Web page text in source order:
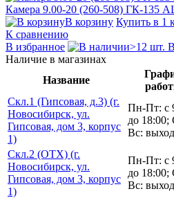
Камера 9.00-20 (260-508) ГК-135
В корзину Купить в 1
К сравнению
В избранное
>12 шт.
Наличие в магазинах
Название
Скл.1 (Гипсовая, д.3) (г.
Новосибирск, ул.
Гипсовая, дом 3, корпус
1)
Пн-Пт: с
до 18:00;
Вс:
Скл.2 (ОТХ) (г.
Новосибирск, ул.
Гипсовая, дом 3, корпус
1)
Пн-Пт: с
до 18:00;
Вс: